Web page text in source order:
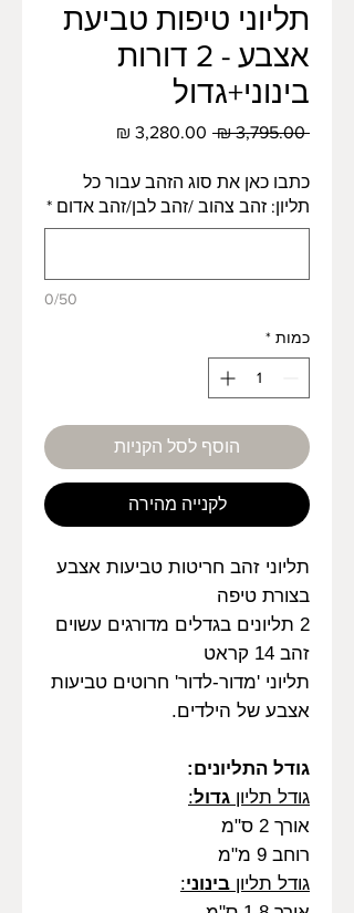
תליוני טיפות טביעת
אצבע - 2 דורות
בינוני+גדול
‏3,795.00 ‏₪
מחיר
כתבו כאן את סוג הזהב עבור כל
תליון: זהב צהוב /זהב לבן/זהב אדום *
0/50
כמות *
הוסף לסל הקניות
לקנייה מהירה
תליוני זהב חריטות טביעות אצבע
בצורת טיפה
2 תליונים בגדלים מדורגים עשוים
זהב 14 קראט
תליוני 'מדור-לדור' חרוטים טביעות
אצבע של הילדים.
גודל התליונים:
גודל תליון גדול:
אורך 2 ס"מ
רוחב 9 מ"מ
גודל תליון בינוני: